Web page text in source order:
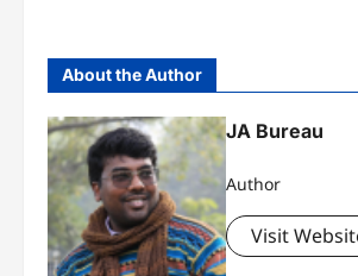
About the Author
JA Bureau
Author
Visit